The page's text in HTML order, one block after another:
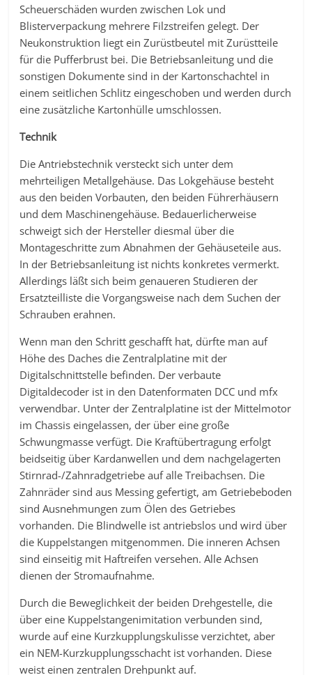
Scheuerschäden wurden zwischen Lok und
Blisterverpackung mehrere Filzstreifen gelegt. Der
Neukonstruktion liegt ein Zurüstbeutel mit Zurüstteile
für die Pufferbrust bei. Die Betriebsanleitung und die
sonstigen Dokumente sind in der Kartonschachtel in
einem seitlichen Schlitz eingeschoben und werden durch
eine zusätzliche Kartonhülle umschlossen.
Technik
Die Antriebstechnik versteckt sich unter dem
mehrteiligen Metallgehäuse. Das Lokgehäuse besteht
aus den beiden Vorbauten, den beiden Führerhäusern
und dem Maschinengehäuse. Bedauerlicherweise
schweigt sich der Hersteller diesmal über die
Montageschritte zum Abnahmen der Gehäuseteile aus.
In der Betriebsanleitung ist nichts konkretes vermerkt.
Allerdings läßt sich beim genaueren Studieren der
Ersatzteilliste die Vorgangsweise nach dem Suchen der
Schrauben erahnen.
Wenn man den Schritt geschafft hat, dürfte man auf
Höhe des Daches die Zentralplatine mit der
Digitalschnittstelle befinden. Der verbaute
Digitaldecoder ist in den Datenformaten DCC und mfx
verwendbar. Unter der Zentralplatine ist der Mittelmotor
im Chassis eingelassen, der über eine große
Schwungmasse verfügt. Die Kraftübertragung erfolgt
beidseitig über Kardanwellen und dem nachgelagerten
Stirnrad-/Zahnradgetriebe auf alle Treibachsen. Die
Zahnräder sind aus Messing gefertigt, am Getriebeboden
sind Ausnehmungen zum Ölen des Getriebes
vorhanden. Die Blindwelle ist antriebslos und wird über
die Kuppelstangen mitgenommen. Die inneren Achsen
sind einseitig mit Haftreifen versehen. Alle Achsen
dienen der Stromaufnahme.
Durch die Beweglichkeit der beiden Drehgestelle, die
über eine Kuppelstangenimitation verbunden sind,
wurde auf eine Kurzkupplungskulisse verzichtet, aber
ein NEM-Kurzkupplungsschacht ist vorhanden. Diese
weist einen zentralen Drehpunkt auf.